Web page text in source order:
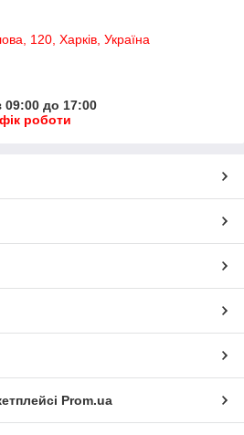
120, Харків, Україна
09:00 до 17:00
роботи
Prom.ua